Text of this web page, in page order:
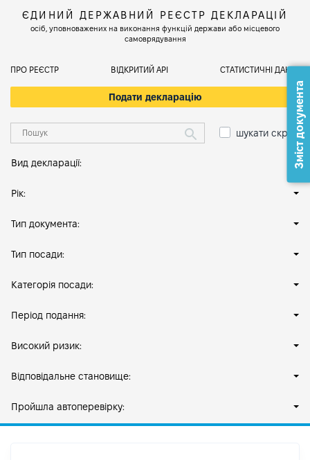
ЄДИНИЙ ДЕРЖАВНИЙ РЕЄСТР ДЕКЛАРАЦІЙ
осіб, уповноважених на виконання функцій держави або місцевого
самоврядування
ПРО РЕЄСТР ВІДКРИТИЙ АРІ СТАТИСТИЧНІ ДАНІ
Подати декларацію
шукати скрізь
Вид декларації:
Рік:
Тип документа:
Тип посади:
Категорія посади:
Період подання:
Високий ризик:
Відповідальне становище:
Пройшла автоперевірку:
Зміст документа